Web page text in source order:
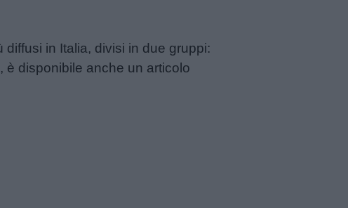
in Italia, divisi in due gruppi:
è disponibile anche un articolo